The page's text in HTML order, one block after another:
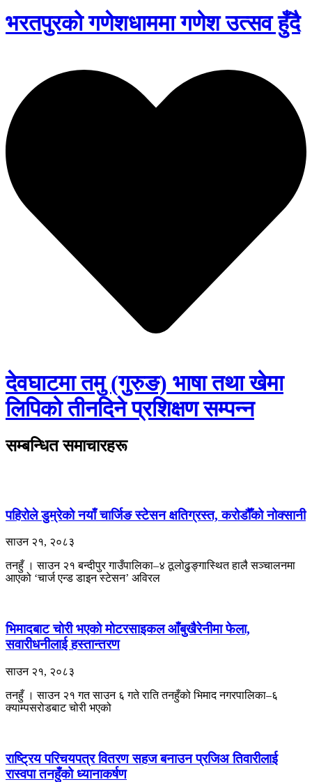
भरतपुरको गणेशधाममा गणेश उत्सव हुँदै
देवघाटमा तमु (गुरुङ) भाषा तथा खेमा
लिपिको तीनदिने प्रशिक्षण सम्पन्न
सम्बन्धित समाचारहरू
पहिरोले डुम्रेको नयाँ चार्जिङ स्टेसन क्षतिग्रस्त, करोडौँको नोक्सानी
साउन २१, २०८३
तनहुँ । साउन २१ बन्दीपुर गाउँपालिका–४ ठूलोढुङ्गास्थित हालै सञ्चालनमा
आएको ‘चार्ज एन्ड डाइन स्टेसन’ अविरल
भिमादबाट चोरी भएको मोटरसाइकल आँबुखैरेनीमा फेला,
सवारीधनीलाई हस्तान्तरण
साउन २१, २०८३
तनहुँ । साउन २१ गत साउन ६ गते राति तनहुँको भिमाद नगरपालिका–६
क्याम्पसरोडबाट चोरी भएको
राष्ट्रिय परिचयपत्र वितरण सहज बनाउन प्रजिअ तिवारीलाई
रास्वपा तनहुँको ध्यानाकर्षण